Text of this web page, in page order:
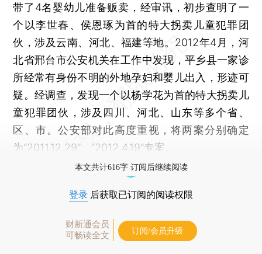
带了4名婴幼儿准备贩卖，经审讯，初步查明了一
个以李世春、侯恩琢为首的特大拐卖儿童犯罪团
伙，涉及云南、河北、福建等地。2012年4月，河
北省邢台市公安机关在工作中发现，平乡县一家诊
所经常有身份不明的外地孕妇和婴儿出入，形迹可
疑。经调查，发现一个以杨学花为首的特大拐卖儿
童犯罪团伙，涉及四川、河北、山东等多个省、
区、市。公安部对此高度重视，将两案分别确定
为“2011.12.29”、“2012.4.19”专案。
本文共计616字 订阅后继续阅读
登录 后获取已订阅的阅读权限
财新通会员
可畅读全文
订阅/会员升级